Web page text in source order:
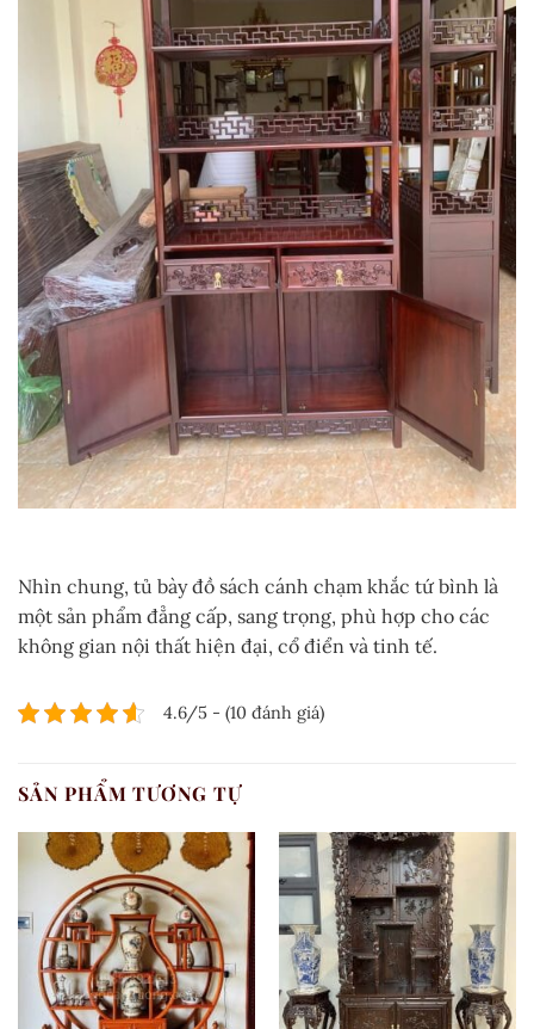
Nhìn chung, tủ bày đồ sách cánh chạm khắc tứ bình là
một sản phẩm đẳng cấp, sang trọng, phù hợp cho các
không gian nội thất hiện đại, cổ điển và tinh tế.
4.6/5 - (10 đánh giá)
SẢN PHẨM TƯƠNG TỰ